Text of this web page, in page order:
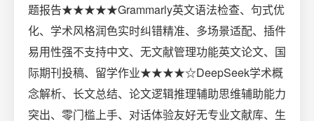
题报告★★★★★Grammarly英文语法检查、句式优
化、学术风格润色实时纠错精准、多场景适配、插件
易用性强不支持中文、无文献管理功能英文论文、国
际期刊投稿、留学作业★★★★☆DeepSeek学术概
念解析、长文总结、论文逻辑推理辅助思维辅助能力
突出、零门槛上手、对话体验友好无专业文献库、生